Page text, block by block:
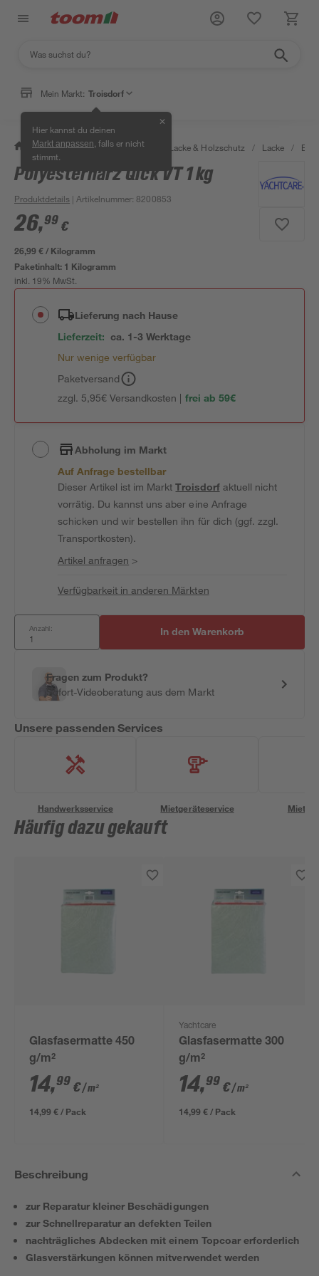
Mein Markt: Troisdorf
Hier kannst du deinen
Markt anpassen , falls er nicht
stimmt.
✕
/ Bauen & Renovieren / Farben, Lacke & Holzschutz / Lacke /
Polyesterharz Qick VT 1 kg
Produktdetails | Artikelnummer: 8200853
26,99 €
26,99 € / Kilogramm
Paketinhalt: 1 Kilogramm
inkl. 19% MwSt.
Lieferung nach Hause
Lieferzeit: ca. 1-3 Werktage
Nur wenige verfügbar
Paketversand
zzgl. 5,95€ Versandkosten | frei ab 59€
Abholung im Markt
Auf Anfrage bestellbar
Dieser Artikel ist im MarktTroisdorfaktuell nicht
vorrätig. Du kannst uns aber eine Anfrage
schicken und wir bestellen ihn für dich (ggf. zzgl.
Transportkosten).
Artikel anfragen >
Verfügbarkeit in anderen Märkten
Anzahl: In den Warenkorb
Fragen zum Produkt?
Sofort-Videoberatung aus dem Markt
Unsere passenden Services
Handwerksservice Mietgeräteservice
Häufig dazu gekauft
Glasfasermatte 450
g/m²
14,99 €/ m²
14,99 € / Pack
Yachtcare
Glasfasermatte 300
g/m²
14,99 €/ m²
14,99 € / Pack
Beschreibung
zur Reparatur kleiner Beschädigungen
zur Schnellreparatur an defekten Teilen
nachträgliches Abdecken mit einem Topcoar erforderlich
Glasverstärkungen können mitverwendet werden